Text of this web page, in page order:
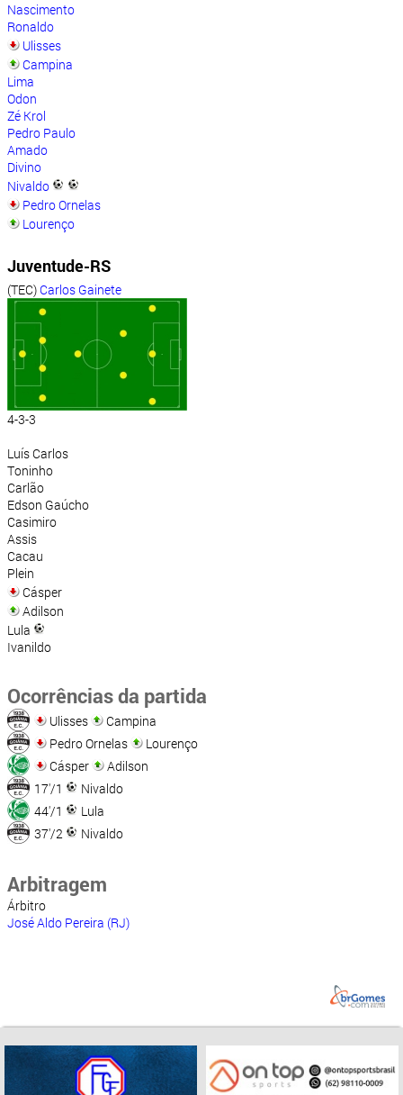
Nascimento
Ronaldo
Ulisses
Campina
Lima
Odon
Zé Krol
Pedro Paulo
Amado
Divino
Nivaldo
Pedro Ornelas
Lourenço
Juventude-RS
(TEC) Carlos Gainete
4-3-3
Luís Carlos
Toninho
Carlão
Edson Gaúcho
Casimiro
Assis
Cacau
Plein
Cásper
Adilson
Lula
Ivanildo
Ocorrências da partida
Ulisses
Campina
Pedro Ornelas
Lourenço
Cásper
Adilson
17'/1
Nivaldo
44'/1
Lula
37'/2
Nivaldo
Arbitragem
Árbitro
José Aldo Pereira (RJ)